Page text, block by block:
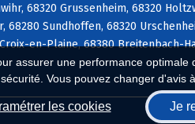
assurer une performance
Vous pouvez changer
les cookies Je
68320 Grussenheim, 68320
68280 Sundhoffen, 68320
en-Plaine, 68380 Breitenbach-